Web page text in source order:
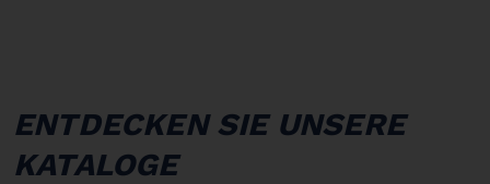
ENTDECKEN SIE UNSERE
KATALOGE